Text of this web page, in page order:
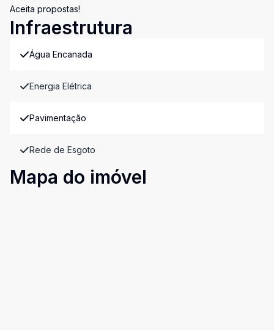
Aceita propostas!
Infraestrutura
Água Encanada
Energia Elétrica
Pavimentação
Rede de Esgoto
Mapa do imóvel